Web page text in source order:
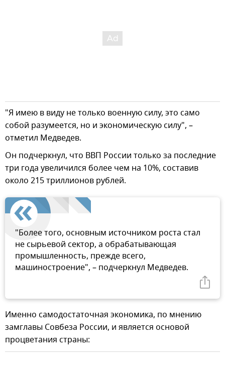
"Я имею в виду не только военную силу, это само
собой разумеется, но и экономическую силу", –
отметил Медведев.
Он подчеркнул, что ВВП России только за последние
три года увеличился более чем на 10%, составив
около 215 триллионов рублей.
"Более того, основным источником роста стал
не сырьевой сектор, а обрабатывающая
промышленность, прежде всего,
машиностроение", – подчеркнул Медведев.
Именно самодостаточная экономика, по мнению
замглавы Совбеза России, и является основой
процветания страны: